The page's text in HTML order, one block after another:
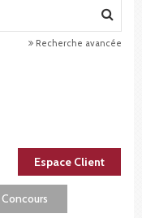
Recherche avancée
Espace Client
Concours